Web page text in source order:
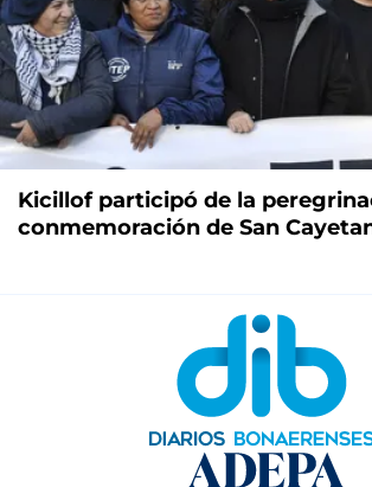
Kicillof participó de la
conmemoración de San